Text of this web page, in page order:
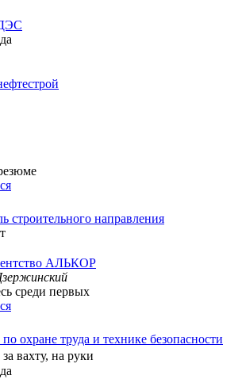
строительного направления
АЛЬКОР
среди первых
охране труда и технике безопасности
за вахту, на руки